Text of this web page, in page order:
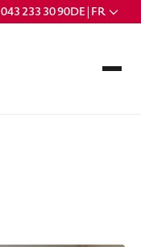
043 233 30 90DE | FR